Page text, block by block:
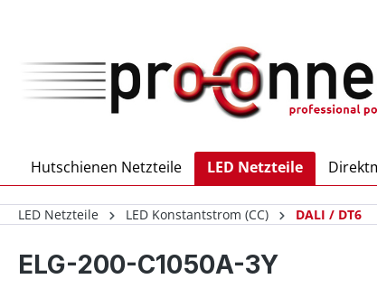
Hutschienen Netzteile LED Netzteile
LED Netzteile LED Konstantstrom (CC) DALI / DT6
ELG-200-C1050A-3Y